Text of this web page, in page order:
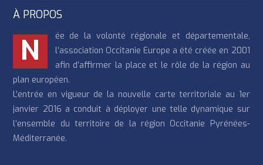
À PROPOS
N
ée de la volonté régionale et départementale,
l’association Occitanie Europe a été créée en 2001
afin d’affirmer la place et le rôle de la région au
plan européen.
L’entrée en vigueur de la nouvelle carte territoriale au 1er
janvier 2016 a conduit à déployer une telle dynamique sur
l’ensemble du territoire de la région Occitanie Pyrénées-
Méditerranée.